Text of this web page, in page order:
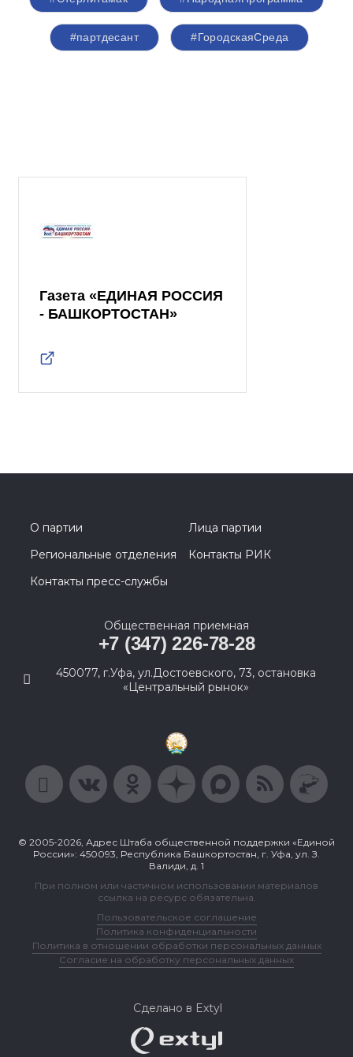
#партдесант #ГородскаяСреда
Газета «ЕДИНАЯ РОССИЯ
- БАШКОРТОСТАН»
О партии
Лица партии
Региональные отделения
Контакты РИК
Контакты пресс-службы
Общественная приемная
+7 (347) 226-78-28
450077, г.Уфа, ул.Достоевского, 73, остановка
«Центральный рынок»
© 2005-2026, Адрес Штаба общественной поддержки «Единой
России»: 450093, Республика Башкортостан, г. Уфа, ул. З.
Валиди, д. 1
При полном или частичном использовании материалов
ссылка на ресурс обязательна.
Пользовательское соглашение
Политика конфиденциальности
Политика в отношении обработки персональных данных
Согласие на обработку персональных данных
Сделано в Extyl